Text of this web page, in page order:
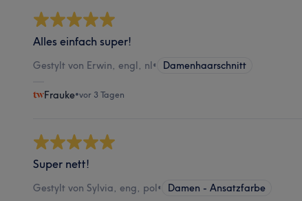
Alles einfach super!
Gestylt von Erwin, engl, nl• Damenhaarschnitt
Frauke•vor 3 Tagen
Super nett!
Gestylt von Sylvia, eng, pol• Damen - Ansatzfarbe